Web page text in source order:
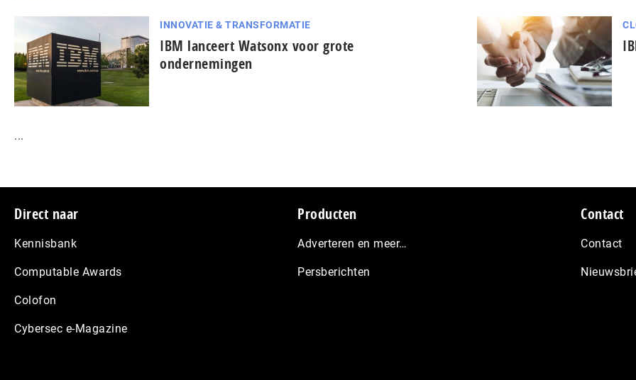
INNOVATIE & TRANSFORMATIE
IBM lanceert Watsonx voor grote
ondernemingen
...
Footer
Direct naar
Kennisbank
Computable Awards
Colofon
Cybersec e-Magazine
Producten
Adverteren en meer…
Persberichten
Contact
Contact